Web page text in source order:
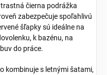
čierna podrážka
zabezpečuje spoľahlivú
šľapky sú ideálne na
k bazénu, na
do práce.
kombinuje s letnými šatami,